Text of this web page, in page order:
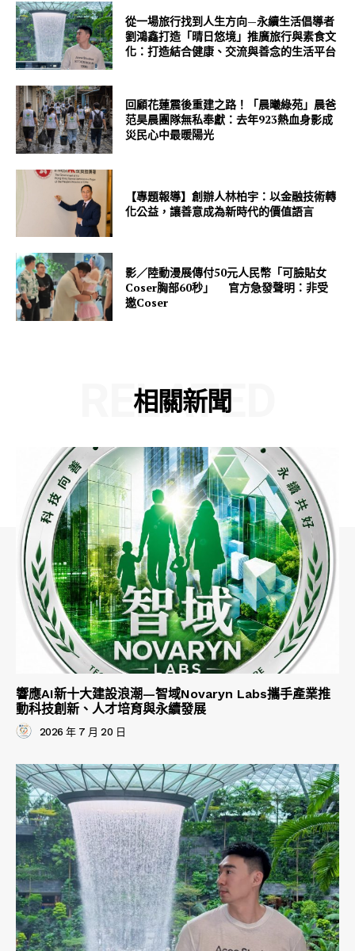
從一場旅行找到人生方向—永續生活倡導者
劉鴻鑫打造「晴日悠境」推廣旅行與素食文
化：打造結合健康、交流與善念的生活平台
回顧花蓮震後重建之路！「晨曦綠苑」晨爸
范昊晨團隊無私奉獻：去年923熱血身影成
災民心中最暖陽光
【專題報導】創辦人林柏宇：以金融技術轉
化公益，讓善意成為新時代的價值語言
影／陸動漫展傳付50元人民幣「可臉貼女
Coser胸部60秒」 官方急發聲明：非受
邀Coser
相關新聞
RELATED
響應AI新十大建設浪潮—智域Novaryn Labs攜手產業推
動科技創新、人才培育與永續發展
2026 年 7 月 20 日